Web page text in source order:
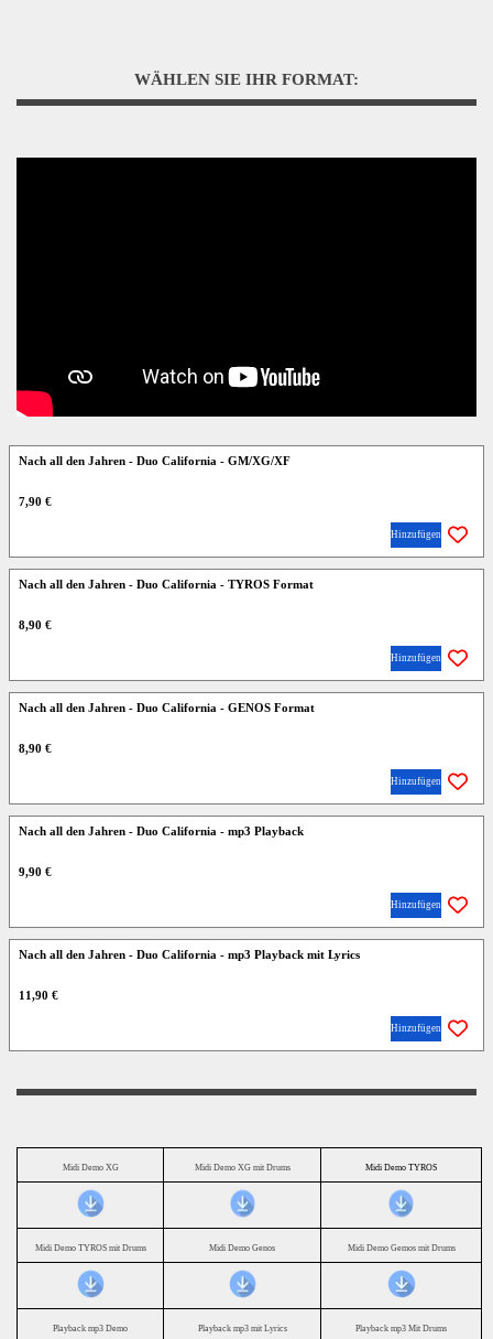
WÄHLEN SIE IHR FORMAT:
Nach all den Jahren - Duo California - GM/XG/XF
7,90 €
Hinzufügen
Nach all den Jahren - Duo California - TYROS Format
8,90 €
Hinzufügen
Nach all den Jahren - Duo California - GENOS Format
8,90 €
Hinzufügen
Nach all den Jahren - Duo California - mp3 Playback
9,90 €
Hinzufügen
Nach all den Jahren - Duo California - mp3 Playback mit Lyrics
11,90 €
Hinzufügen
Midi Demo XG Midi Demo XG mit Drums Midi Demo TYROS
Midi Demo TYROS mit Drums Midi Demo Genos Midi Demo Gemos mit Drums
Playback mp3 Demo Playback mp3 mit Lyrics Playback mp3 Mit Drums